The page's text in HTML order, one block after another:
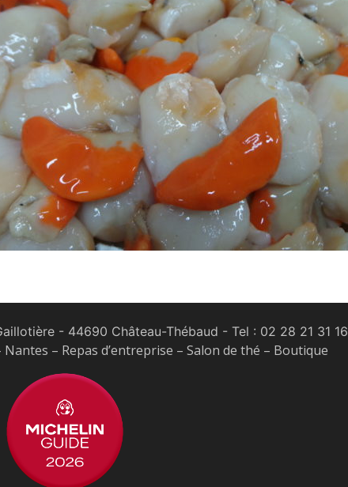
- 44690 Château-Thébaud - Tel : 02 28 21 31 16
– Repas d’entreprise – Salon de thé – Boutique